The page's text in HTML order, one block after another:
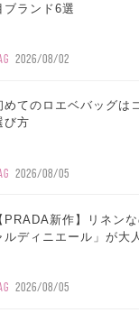
ブランド6選
2026/08/02
めてのロエベバッグは
び方
2026/08/05
PRADA新作】リネン
ルディニエール」が大
2026/08/05